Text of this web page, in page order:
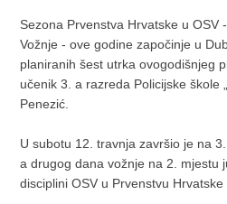
Sezona Prvenstva Hrvatske u OSV
Vožnje - ove godine započinje u
planiranih šest utrka ovogodišnjeg
učenik 3. a razreda Policijske škole
Penezić.
U subotu 12. travnja završio je na
a drugog dana vožnje na 2. mjestu
disciplini OSV u Prvenstvu Hrvatske